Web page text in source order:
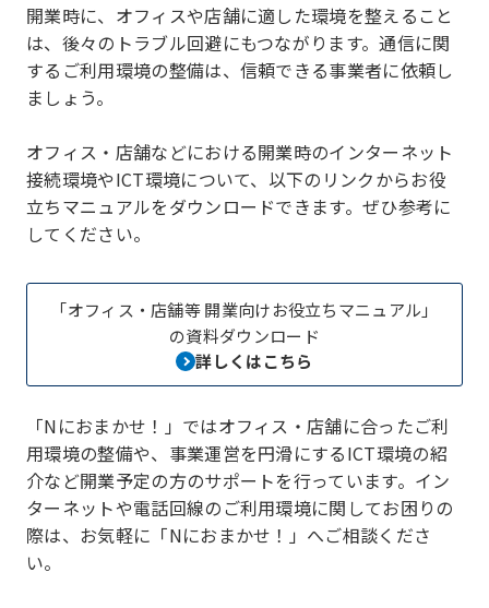
開業時に、オフィスや店舗に適した環境を整えること
は、後々のトラブル回避にもつながります。通信に関
するご利用環境の整備は、信頼できる事業者に依頼し
ましょう。
オフィス・店舗などにおける開業時のインターネット
接続環境やICT環境について、以下のリンクからお役
立ちマニュアルをダウンロードできます。ぜひ参考に
してください。
「オフィス・店舗等 開業向けお役立ちマニュアル」
の資料ダウンロード
詳しくはこちら
「Nにおまかせ！」ではオフィス・店舗に合ったご利
用環境の整備や、事業運営を円滑にするICT環境の紹
介など開業予定の方のサポートを行っています。イン
ターネットや電話回線のご利用環境に関してお困りの
際は、お気軽に「Nにおまかせ！」へご相談くださ
い。